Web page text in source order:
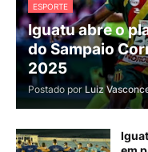
ESPORTE
Iguatu abre o
do Sampaio
2025
Postado por Luiz